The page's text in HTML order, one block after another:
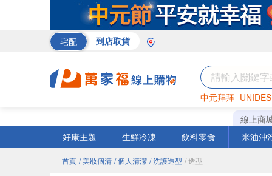
宅配 到店取貨
中元拜拜
罐頭 咖啡
線上商
好康主題
生鮮冷凍 飲料零食 米油沖
首頁 / 美妝個清 / 個人清潔 / 洗護造型 / 造型